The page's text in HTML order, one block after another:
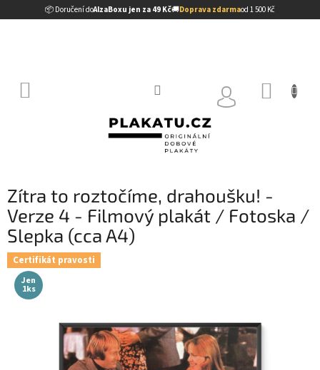
📦 Doručení doAlzaBoxu jen za 49 Kč🚚Doprava zdarmaod 1 500 Kč
na
Zítra to roztočíme, drahoušku! -
Verze 4 - Filmový plakát / Fotoska /
Slepka (cca A4)
Certifikát pravosti
Jen
1ks